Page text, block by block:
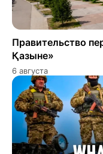
Правительство
Қазыне»
6 августа